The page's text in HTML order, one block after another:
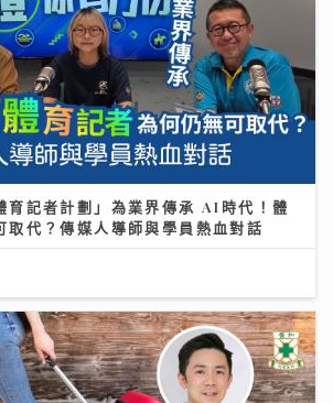
育記者計劃」為業界傳承 AI時代！體
取代？傳媒人導師與學員熱血對話